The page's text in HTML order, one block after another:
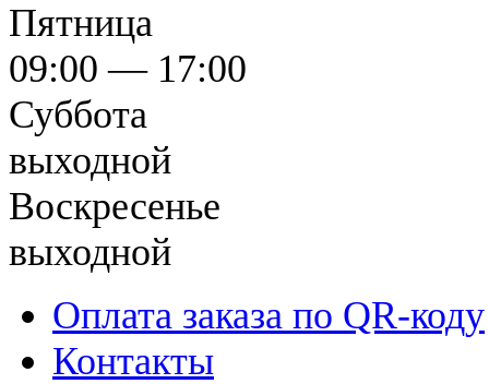
Пятница
09:00 — 17:00
Суббота
выходной
Воскресенье
выходной
Оплата заказа по QR-коду
Контакты